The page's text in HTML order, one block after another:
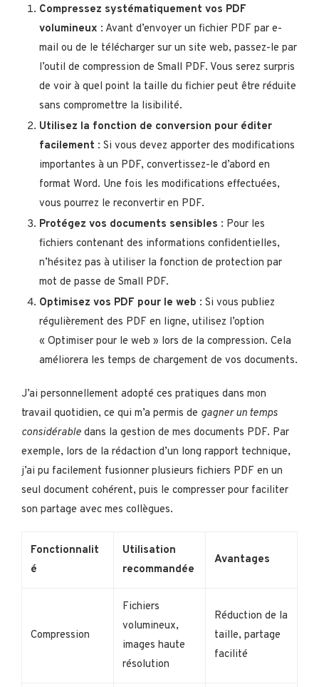
Compressez systématiquement vos PDF
volumineux : Avant d’envoyer un fichier PDF par e-
mail ou de le télécharger sur un site web, passez-le par
l’outil de compression de Small PDF. Vous serez surpris
de voir à quel point la taille du fichier peut être réduite
sans compromettre la lisibilité.
Utilisez la fonction de conversion pour éditer
facilement : Si vous devez apporter des modifications
importantes à un PDF, convertissez-le d’abord en
format Word. Une fois les modifications effectuées,
vous pourrez le reconvertir en PDF.
Protégez vos documents sensibles : Pour les
fichiers contenant des informations confidentielles,
n’hésitez pas à utiliser la fonction de protection par
mot de passe de Small PDF.
Optimisez vos PDF pour le web : Si vous publiez
régulièrement des PDF en ligne, utilisez l’option
« Optimiser pour le web » lors de la compression. Cela
améliorera les temps de chargement de vos documents.
J’ai personnellement adopté ces pratiques dans mon
travail quotidien, ce qui m’a permis de gagner un temps
considérable dans la gestion de mes documents PDF. Par
exemple, lors de la rédaction d’un long rapport technique,
j’ai pu facilement fusionner plusieurs fichiers PDF en un
seul document cohérent, puis le compresser pour faciliter
son partage avec mes collègues.
Fonctionnalit
é
Utilisation
recommandée
Avantages
Compression
Fichiers
volumineux,
images haute
résolution
Réduction de la
taille, partage
facilité